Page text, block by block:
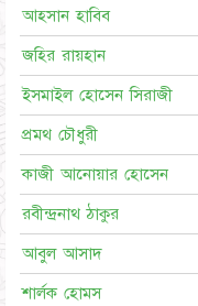
আহসান হাবিব
জহির রায়হান
ইসমাইল হোসেন সিরাজী
প্রমথ চৌধুরী
কাজী আনোয়ার হোসেন
রবীন্দ্রনাথ ঠাকুর
আবুল আসাদ
শার্লক হোমস